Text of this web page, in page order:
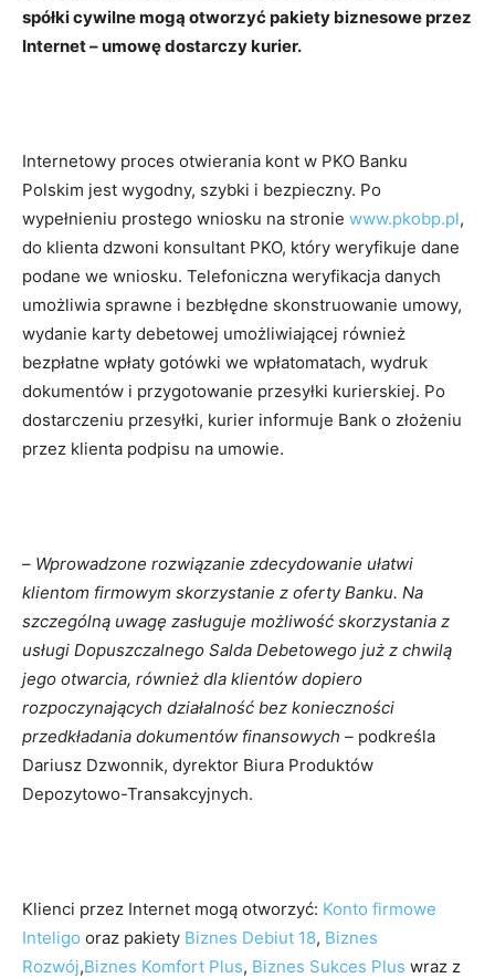
spółki cywilne mogą otworzyć pakiety biznesowe przez
Internet – umowę dostarczy kurier.
Internetowy proces otwierania kont w PKO Banku
Polskim jest wygodny, szybki i bezpieczny. Po
wypełnieniu prostego wniosku na stronie www.pkobp.pl,
do klienta dzwoni konsultant PKO, który weryfikuje dane
podane we wniosku. Telefoniczna weryfikacja danych
umożliwia sprawne i bezbłędne skonstruowanie umowy,
wydanie karty debetowej umożliwiającej również
bezpłatne wpłaty gotówki we wpłatomatach, wydruk
dokumentów i przygotowanie przesyłki kurierskiej. Po
dostarczeniu przesyłki, kurier informuje Bank o złożeniu
przez klienta podpisu na umowie.
– Wprowadzone rozwiązanie zdecydowanie ułatwi
klientom firmowym skorzystanie z oferty Banku. Na
szczególną uwagę zasługuje możliwość skorzystania z
usługi Dopuszczalnego Salda Debetowego już z chwilą
jego otwarcia, również dla klientów dopiero
rozpoczynających działalność bez konieczności
przedkładania dokumentów finansowych – podkreśla
Dariusz Dzwonnik, dyrektor Biura Produktów
Depozytowo-Transakcyjnych.
Klienci przez Internet mogą otworzyć: Konto firmowe
Inteligo oraz pakiety Biznes Debiut 18, Biznes
Rozwój,Biznes Komfort Plus, Biznes Sukces Plus wraz z